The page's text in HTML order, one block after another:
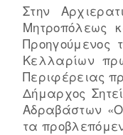
Στην
Μητροπόλεως
Προηγούμενος
Κελλαρίων
Περιφέρειας
Δήμαρχος
Αδραβάστων «Ο
τα